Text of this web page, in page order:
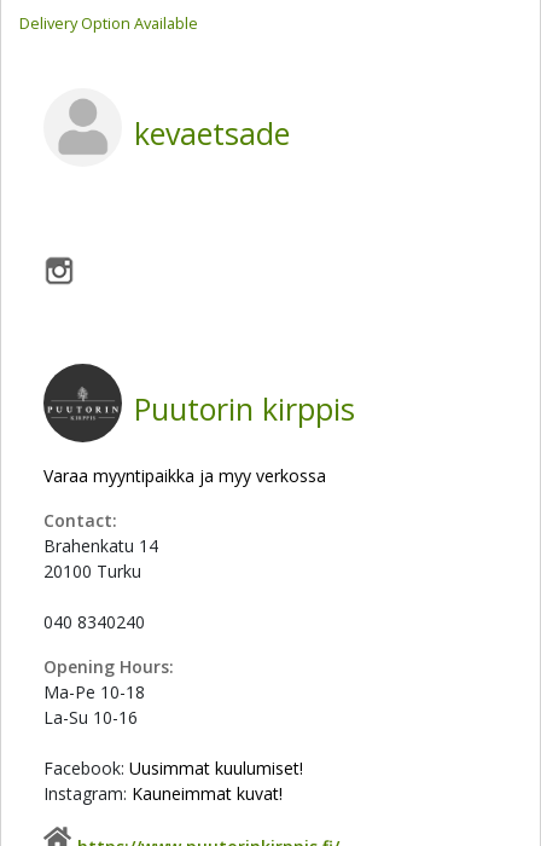
Delivery Option Available
kevaetsade
Puutorin kirppis
Varaa myyntipaikka ja myy verkossa
Contact:
Brahenkatu 14
20100 Turku
040 8340240
Opening Hours:
Ma-Pe 10-18
La-Su 10-16
Facebook: Uusimmat kuulumiset!
Instagram: Kauneimmat kuvat!